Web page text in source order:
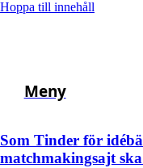
Hoppa till innehåll
Meny
Som Tinder för
matchmakingsajt